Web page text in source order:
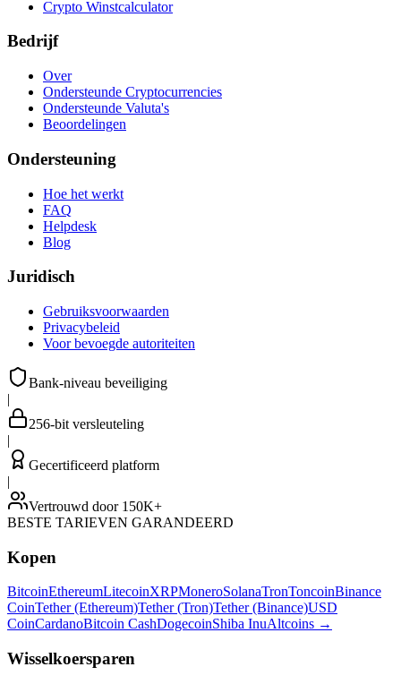
Crypto Winstcalculator
Bedrijf
Over
Ondersteunde Cryptocurrencies
Ondersteunde Valuta's
Beoordelingen
Ondersteuning
Hoe het werkt
FAQ
Helpdesk
Blog
Juridisch
Gebruiksvoorwaarden
Privacybeleid
Voor bevoegde autoriteiten
Bank-niveau beveiliging
|
256-bit versleuteling
|
Gecertificeerd platform
|
Vertrouwd door 150K+
BESTE TARIEVEN GARANDEERD
Kopen
BitcoinEthereumLitecoinXRPMoneroSolanaTronToncoinBinance
CoinTether (Ethereum)Tether (Tron)Tether (Binance)USD
CoinCardanoBitcoin CashDogecoinShiba InuAltcoins →
Wisselkoersparen